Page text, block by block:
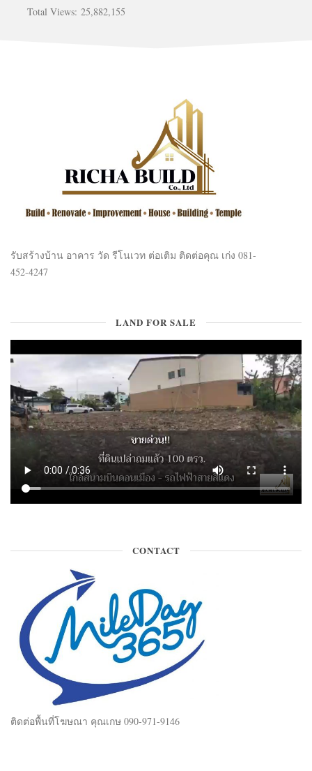
Total Views: 25,882,155
รับสร้างบ้าน อาคาร วัด รีโนเวท ต่อเติม ติดต่อคุณ เก่ง 081-
452-4247
LAND FOR SALE
CONTACT
ติดต่อพื้นที่โฆษณา คุณเกษ 090-971-9146